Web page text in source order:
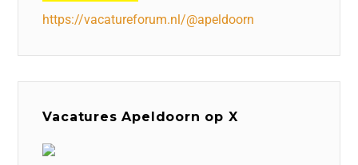
https://vacatureforum.nl/@apeldoorn
Vacatures Apeldoorn op X